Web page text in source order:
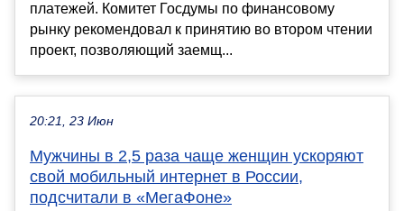
платежей. Комитет Госдумы по финансовому
рынку рекомендовал к принятию во втором чтении
проект, позволяющий заемщ...
20:21, 23 Июн
Мужчины в 2,5 раза чаще женщин ускоряют
свой мобильный интернет в России,
подсчитали в «МегаФоне»